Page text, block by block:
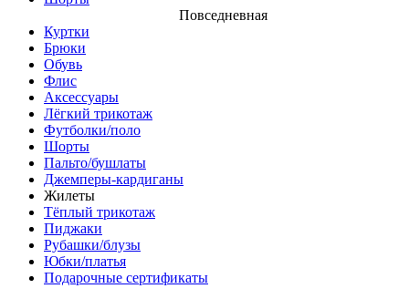
Повседневная
Куртки
Брюки
Обувь
Флис
Аксессуары
Лёгкий трикотаж
Футболки/поло
Шорты
Пальто/бушлаты
Джемперы-кардиганы
Жилеты
Тёплый трикотаж
Пиджаки
Рубашки/блузы
Юбки/платья
Подарочные сертификаты